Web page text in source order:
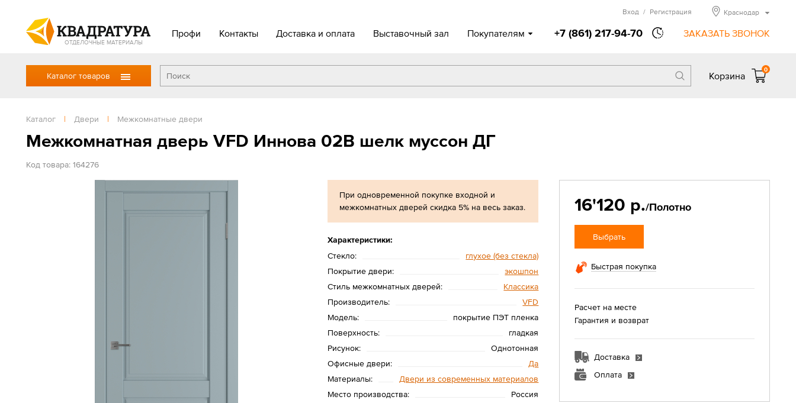
ОТДЕЛОЧНЫЕ МАТЕРИАЛЫ
Профи Контакты Доставка и оплата Выставочный зал Покупателям +7 (861) 217-94-70 ЗАКАЗАТЬ ЗВОНОК
Вход / Регистрация Краснодар
Каталог товаров Корзина
0
Каталог | Двери | Межкомнатные двери
Межкомнатная дверь VFD Иннова 02В шелк муссон ДГ
Код товара: 164276
При одновременной покупке входной и
межкомнатных дверей скидка 5% на весь заказ.
Характеристики:
Стекло:
глухое (без стекла)
Покрытие двери:
экошпон
Стиль межкомнатных дверей:
Классика
Производитель:
VFD
Модель:
покрытие ПЭТ пленка
Поверхность:
гладкая
Рисунок:
Однотонная
Офисные двери:
Да
Материалы:
Двери из современных материалов
Место производства:
Россия
16'120 р./Полотно
Выбрать
Быстрая покупка
Расчет на месте
Гарантия и возврат
Доставка
Оплата